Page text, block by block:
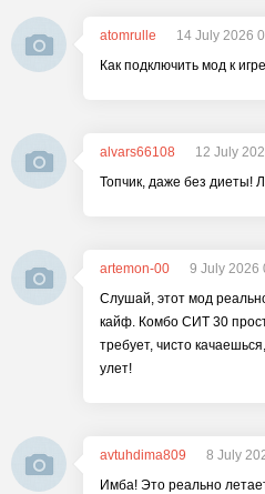
atomrulle
14 July 2026
Как подключить мод к
alvars66108
12 July
Топчик, даже без диеты!
artemon-00
9 July 2026
Слушай, этот мод
кайф. Комбо СИТ 30
требует, чисто
улет!
avtuhdima809
8 July
Имба! Это реально